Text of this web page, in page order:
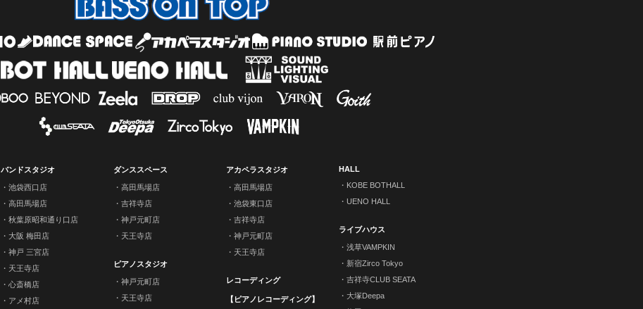
バンドスタジオ
池袋西口店
高田馬場店
秋葉原昭和通り口店
大阪 梅田店
神戸 三宮店
天王寺店
心斎橋店
アメ村店
ダンススペース
高田馬場店
吉祥寺店
神戸元町店
天王寺店
ピアノスタジオ
神戸元町店
天王寺店
アカペラスタジオ
高田馬場店
池袋東口店
吉祥寺店
神戸元町店
天王寺店
レコーディング
【ピアノレコーディング】
HALL
KOBE BOTHALL
UENO HALL
ライブハウス
浅草VAMPKIN
新宿Zirco Tokyo
吉祥寺CLUB SEATA
大塚Deepa